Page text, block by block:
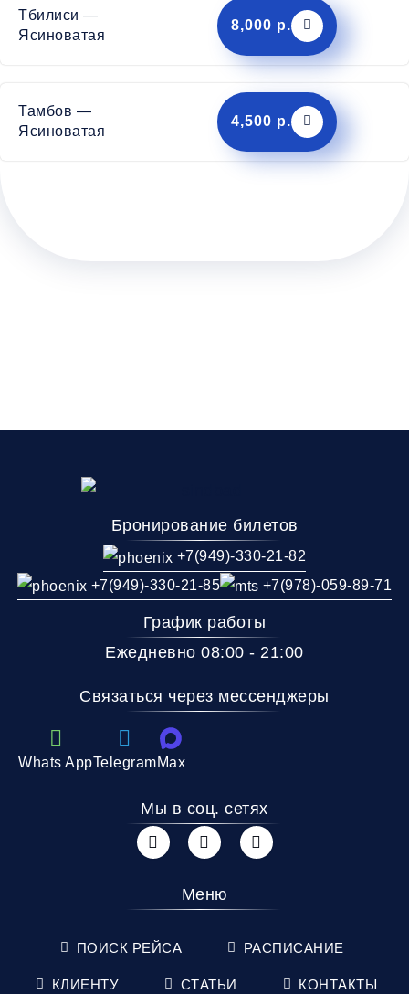
Тбилиси —
Ясиноватая
8,000 р.
Тамбов —
Ясиноватая
4,500 р.
Бронирование билетов
+7(949)-330-21-82
+7(949)-330-21-85
+7(978)-059-89-71
График работы
Ежедневно 08:00 - 21:00
Связаться через мессенджеры
Whats AppTelegramMax
Мы в соц. сетях
Меню
ПОИСК РЕЙСА РАСПИСАНИЕ
КЛИЕНТУ СТАТЬИ КОНТАКТЫ